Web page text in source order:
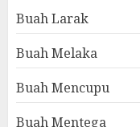
Buah Larak
Buah Melaka
Buah Mencupu
Buah Mentega